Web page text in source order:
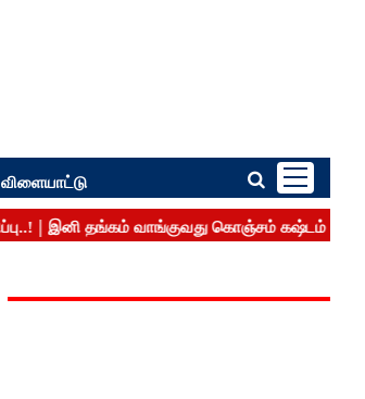
விளையாட்டு